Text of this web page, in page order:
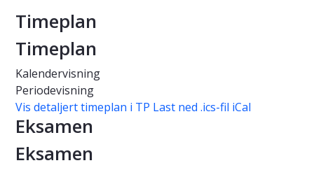
Timeplan
Timeplan
Kalendervisning
Periodevisning
Vis detaljert timeplan i TP Last ned .ics-fil iCal
Eksamen
Eksamen